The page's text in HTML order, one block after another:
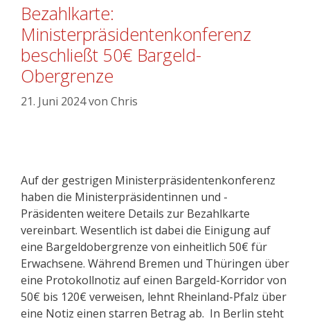
Bezahlkarte:
Ministerpräsidentenkonferenz
beschließt 50€ Bargeld-
Obergrenze
21. Juni 2024von Chris
Auf der gestrigen Ministerpräsidentenkonferenz
haben die Ministerpräsidentinnen und -
Präsidenten weitere Details zur Bezahlkarte
vereinbart. Wesentlich ist dabei die Einigung auf
eine Bargeldobergrenze von einheitlich 50€ für
Erwachsene. Während Bremen und Thüringen über
eine Protokollnotiz auf einen Bargeld-Korridor von
50€ bis 120€ verweisen, lehnt Rheinland-Pfalz über
eine Notiz einen starren Betrag ab. In Berlin steht